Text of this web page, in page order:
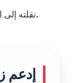
نقلته إلى العربية ألين كنعان – وكالة زينيت العالمية.
إدعم